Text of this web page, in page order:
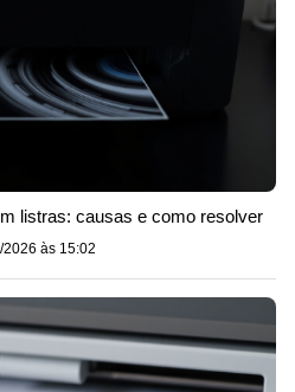
listras: causas e como resolver
2026 às 15:02